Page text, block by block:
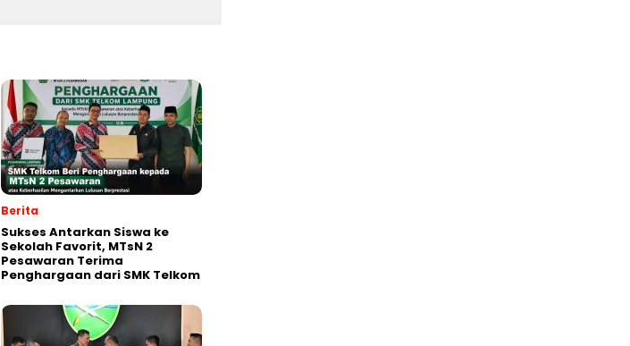
Berita
Sukses Antarkan Siswa ke
Sekolah Favorit, MTsN 2
Pesawaran Terima
Penghargaan dari SMK Telkom